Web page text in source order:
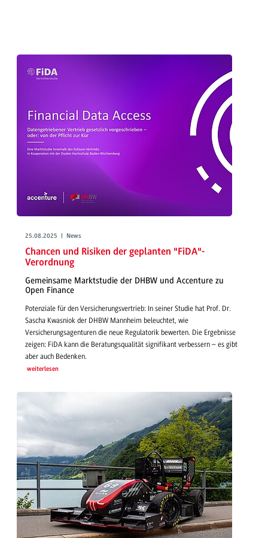
25.08.2025 | News
Chancen und Risiken der geplanten "FiDA"-
Verordnung
Gemeinsame Marktstudie der DHBW und Accenture zu
Open Finance
Potenziale für den Versicherungsvertrieb: In seiner Studie hat Prof. Dr.
Sascha Kwasniok der DHBW Mannheim beleuchtet, wie
Versicherungsagenturen die neue Regulatorik bewerten. Die Ergebnisse
zeigen: FiDA kann die Beratungsqualität signifikant verbessern – es gibt
aber auch Bedenken.
weiterlesen